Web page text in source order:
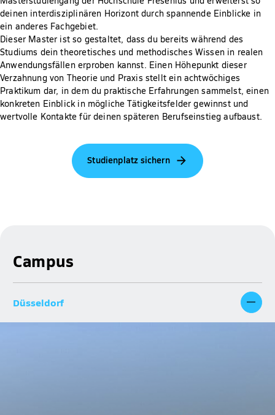
deinen interdisziplinären Horizont durch spannende Einblicke in
ein anderes Fachgebiet.
Dieser Master ist so gestaltet, dass du bereits während des
Studiums dein theoretisches und methodisches Wissen in realen
Anwendungsfällen erproben kannst. Einen Höhepunkt dieser
Verzahnung von Theorie und Praxis stellt ein achtwöchiges
Praktikum dar, in dem du praktische Erfahrungen sammelst, einen
konkreten Einblick in mögliche Tätigkeitsfelder gewinnst und
wertvolle Kontakte für deinen späteren Berufseinstieg aufbaust.
Studienplatz sichern
Campus
Düsseldorf